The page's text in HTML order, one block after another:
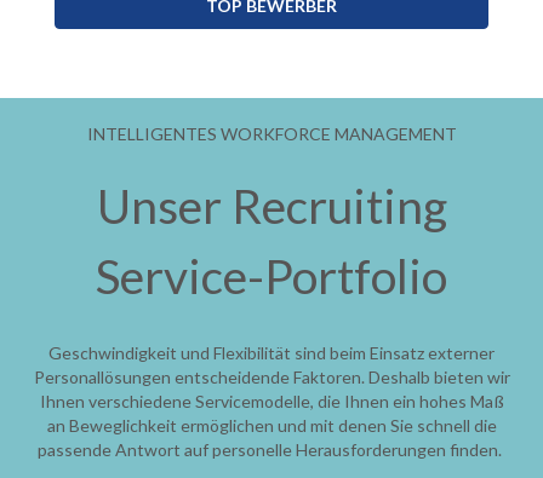
TOP BEWERBER
INTELLIGENTES WORKFORCE MANAGEMENT
Unser Recruiting
Service-Portfolio
Geschwindigkeit und Flexibilität sind beim Einsatz externer
Personallösungen entscheidende Faktoren. Deshalb bieten wir
Ihnen verschiedene Servicemodelle, die Ihnen ein hohes Maß
an Beweglichkeit ermöglichen und mit denen Sie schnell die
passende Antwort auf personelle Herausforderungen finden.